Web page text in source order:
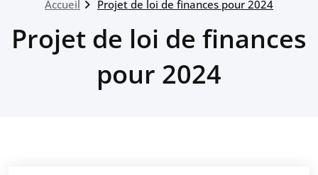
Accueil Projet de loi de finances pour 2024
Projet de loi de finances
pour 2024